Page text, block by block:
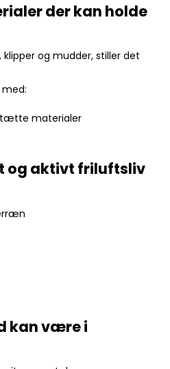
der kan holde
og mudder, stiller det
materialer
og aktivt friluftsliv
kan være i